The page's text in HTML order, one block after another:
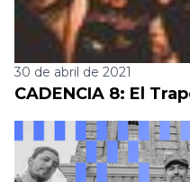
30 de abril de 2021
CADENCIA 8: El